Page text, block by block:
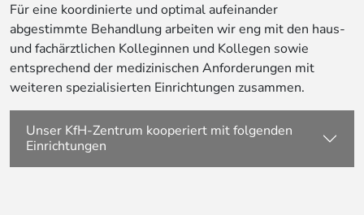
Für eine koordinierte und optimal aufeinander
abgestimmte Behandlung arbeiten wir eng mit den haus-
und fachärztlichen Kolleginnen und Kollegen sowie
entsprechend der medizinischen Anforderungen mit
weiteren spezialisierten Einrichtungen zusammen.
Unser KfH-Zentrum kooperiert mit folgenden
Einrichtungen